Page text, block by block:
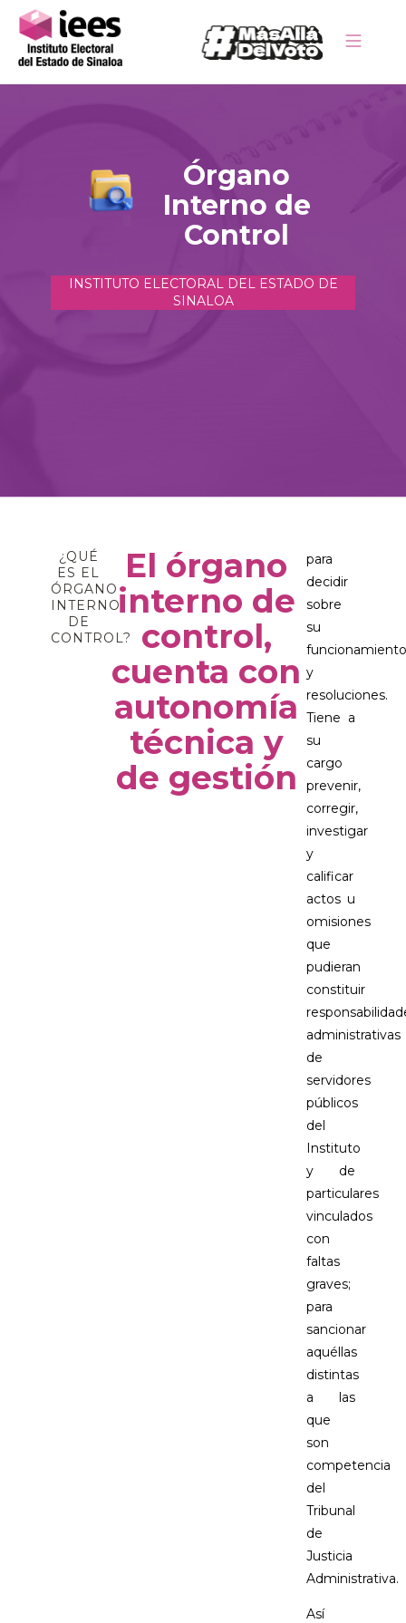
Órgano
Interno de
Control
INSTITUTO ELECTORAL DEL ESTADO DE
SINALOA
¿QUÉ
ES EL
ÓRGANO
INTERNO
DE
CONTROL?​
El órgano
interno de
control,
cuenta con
autonomía
técnica y
de gestión​
para
decidir
sobre
su
funcionamiento
y
resoluciones.
Tiene a
su
cargo
prevenir,
corregir,
investigar
y
calificar
actos u
omisiones
que
pudieran
constituir
administrativas
de
servidores
públicos
del
Instituto
y de
particulares
vinculados
con
faltas
graves;
para
sancionar
aquéllas
distintas
a las
que
son
competencia
del
Tribunal
de
Justicia
Administrativa.
Así